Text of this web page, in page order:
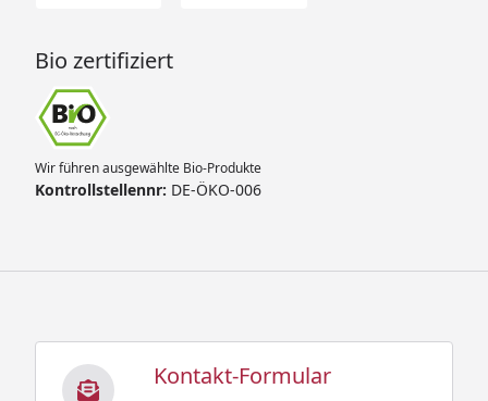
Bio zertifiziert
Wir führen ausgewählte Bio-Produkte
Kontrollstellennr: DE-ÖKO-006
Kontakt-Formular